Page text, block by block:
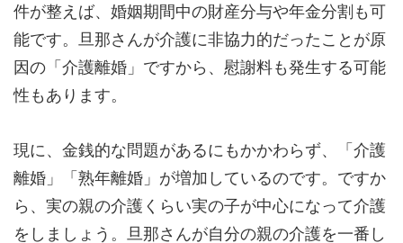
件が整えば、婚姻期間中の財産分与や年金分割も可
能です。旦那さんが介護に非協力的だったことが原
因の「介護離婚」ですから、慰謝料も発生する可能
性もあります。
現に、金銭的な問題があるにもかかわらず、「介護
離婚」「熟年離婚」が増加しているのです。ですか
ら、実の親の介護くらい実の子が中心になって介護
をしましょう。旦那さんが自分の親の介護を一番し